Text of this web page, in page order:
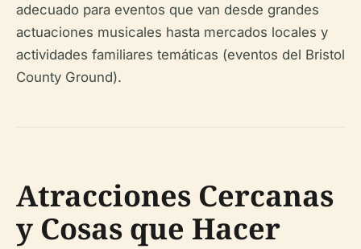
adecuado para eventos que van desde grandes
actuaciones musicales hasta mercados locales y
actividades familiares temáticas (eventos del Bristol
County Ground).
Atracciones Cercanas
y Cosas que Hacer